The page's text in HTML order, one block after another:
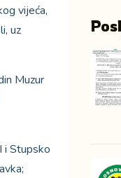
vijeća,
uz
Muzur
i Stupsko